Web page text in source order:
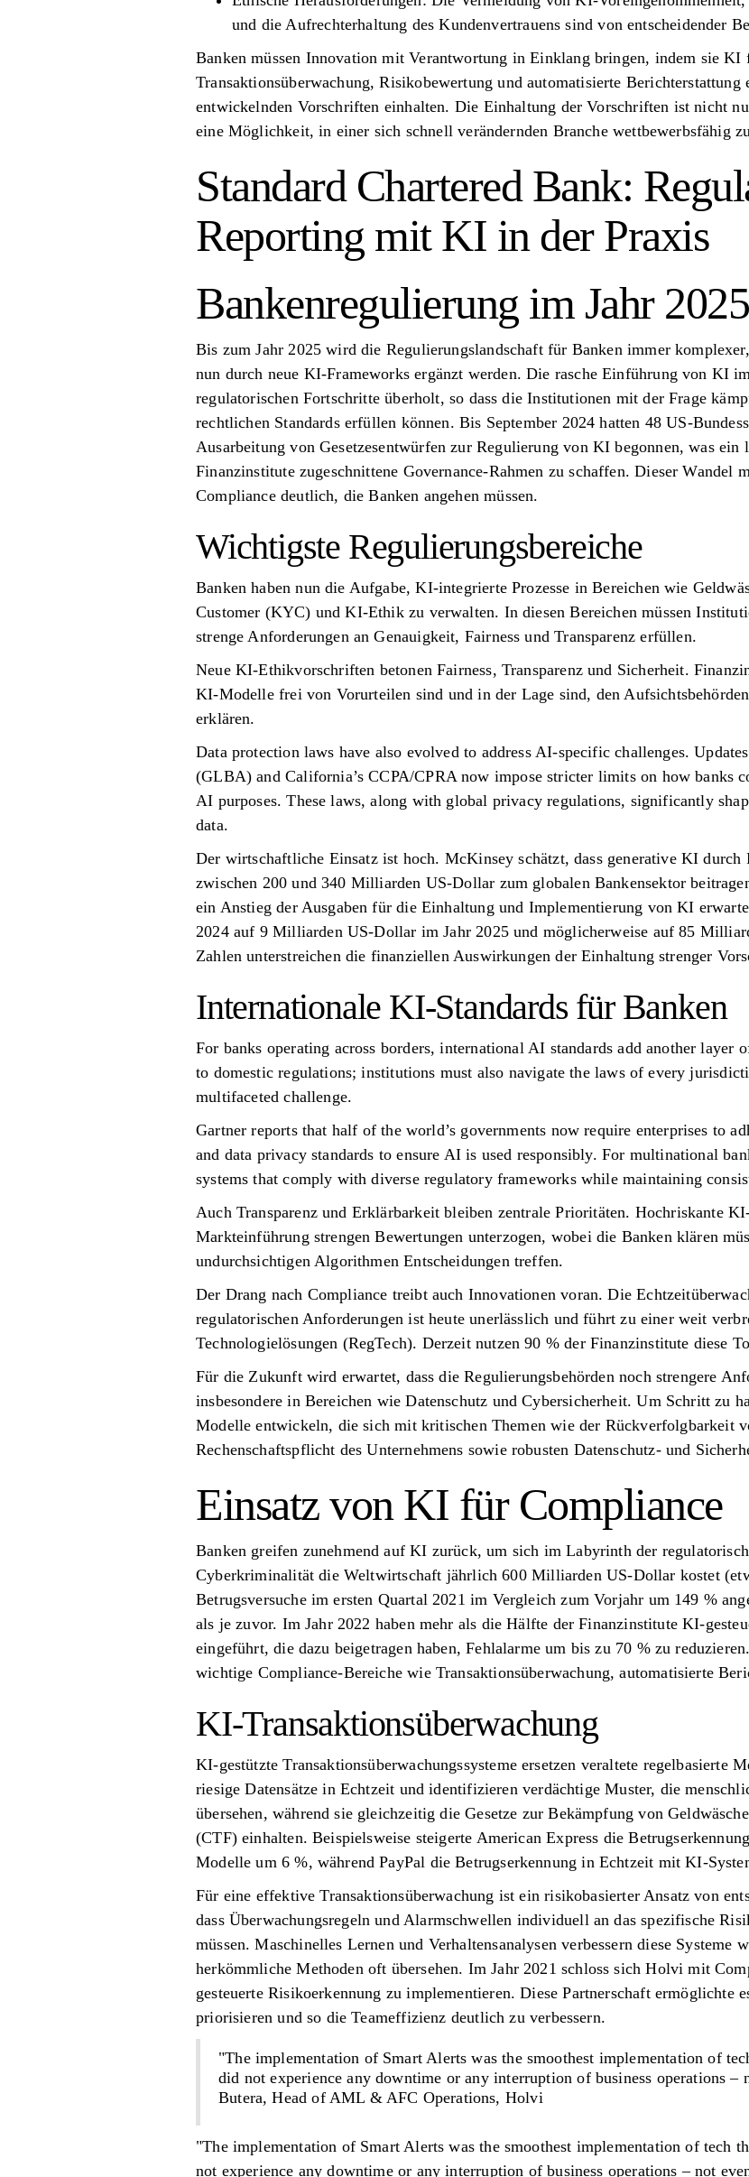
und die Aufrechterhaltung des Kundenvertrauens sind von entscheidender
Banken müssen Innovation mit Verantwortung in Einklang bringen, indem sie KI
Transaktionsüberwachung, Risikobewertung und automatisierte
entwickelnden Vorschriften einhalten. Die Einhaltung der Vorschriften ist nicht
eine Möglichkeit, in einer sich schnell verändernden Branche wettbewerbsfähig
Standard Chartered Bank:
Reporting mit KI in der Praxis
Bankenregulierung im Jahr 2025
Bis zum Jahr 2025 wird die Regulierungslandschaft für Banken immer
nun durch neue KI-Frameworks ergänzt werden. Die rasche Einführung von KI
regulatorischen Fortschritte überholt, so dass die Institutionen mit der Frage
rechtlichen Standards erfüllen können. Bis September 2024 hatten 48 US-
Ausarbeitung von Gesetzesentwürfen zur Regulierung von KI begonnen, was ein
Finanzinstitute zugeschnittene Governance-Rahmen zu schaffen. Dieser Wandel
Compliance deutlich, die Banken angehen müssen.
Wichtigste Regulierungsbereiche
Banken haben nun die Aufgabe, KI-integrierte Prozesse in Bereichen wie
Customer (KYC) und KI-Ethik zu verwalten. In diesen Bereichen müssen
strenge Anforderungen an Genauigkeit, Fairness und Transparenz erfüllen.
Neue KI-Ethikvorschriften betonen Fairness, Transparenz und Sicherheit.
KI-Modelle frei von Vorurteilen sind und in der Lage sind, den
erklären.
Data protection laws have also evolved to address AI-specific challenges.
(GLBA) and California’s CCPA/CPRA now impose stricter limits on how banks
AI purposes. These laws, along with global privacy regulations, significantly
data.
Der wirtschaftliche Einsatz ist hoch. McKinsey schätzt, dass generative KI
zwischen 200 und 340 Milliarden US-Dollar zum globalen Bankensektor
ein Anstieg der Ausgaben für die Einhaltung und Implementierung von KI
2024 auf 9 Milliarden US-Dollar im Jahr 2025 und möglicherweise auf 85
Zahlen unterstreichen die finanziellen Auswirkungen der Einhaltung strenger
Internationale KI-Standards für Banken
For banks operating across borders, international AI standards add another
to domestic regulations; institutions must also navigate the laws of every
multifaceted challenge.
Gartner reports that half of the world’s governments now require enterprises to
and data privacy standards to ensure AI is used responsibly. For multinational
systems that comply with diverse regulatory frameworks while maintaining
Auch Transparenz und Erklärbarkeit bleiben zentrale Prioritäten. Hochriskante
Markteinführung strengen Bewertungen unterzogen, wobei die Banken klären
undurchsichtigen Algorithmen Entscheidungen treffen.
Der Drang nach Compliance treibt auch Innovationen voran. Die
regulatorischen Anforderungen ist heute unerlässlich und führt zu einer weit
Technologielösungen (RegTech). Derzeit nutzen 90 % der Finanzinstitute diese
Für die Zukunft wird erwartet, dass die Regulierungsbehörden noch strengere
insbesondere in Bereichen wie Datenschutz und Cybersicherheit. Um Schritt zu
Modelle entwickeln, die sich mit kritischen Themen wie der Rückverfolgbarkeit
Rechenschaftspflicht des Unternehmens sowie robusten Datenschutz- und
Einsatz von KI für Compliance
Banken greifen zunehmend auf KI zurück, um sich im Labyrinth der
Cyberkriminalität die Weltwirtschaft jährlich 600 Milliarden US-Dollar kostet
Betrugsversuche im ersten Quartal 2021 im Vergleich zum Vorjahr um 149 %
als je zuvor. Im Jahr 2022 haben mehr als die Hälfte der Finanzinstitute KI-
eingeführt, die dazu beigetragen haben, Fehlalarme um bis zu 70 % zu
wichtige Compliance-Bereiche wie Transaktionsüberwachung, automatisierte
KI-Transaktionsüberwachung
KI-gestützte Transaktionsüberwachungssysteme ersetzen veraltete regelbasierte
riesige Datensätze in Echtzeit und identifizieren verdächtige Muster, die
übersehen, während sie gleichzeitig die Gesetze zur Bekämpfung von
(CTF) einhalten. Beispielsweise steigerte American Express die
Modelle um 6 %, während PayPal die Betrugserkennung in Echtzeit mit KI-
Für eine effektive Transaktionsüberwachung ist ein risikobasierter Ansatz von
dass Überwachungsregeln und Alarmschwellen individuell an das spezifische
müssen. Maschinelles Lernen und Verhaltensanalysen verbessern diese Systeme
herkömmliche Methoden oft übersehen. Im Jahr 2021 schloss sich Holvi mit
gesteuerte Risikoerkennung zu implementieren. Diese Partnerschaft ermöglichte
priorisieren und so die Teameffizienz deutlich zu verbessern.
"The implementation of Smart Alerts was the smoothest implementation of
did not experience any downtime or any interruption of business operations –
Butera, Head of AML & AFC Operations, Holvi
"The implementation of Smart Alerts was the smoothest implementation of tech
not experience any downtime or any interruption of business operations – not